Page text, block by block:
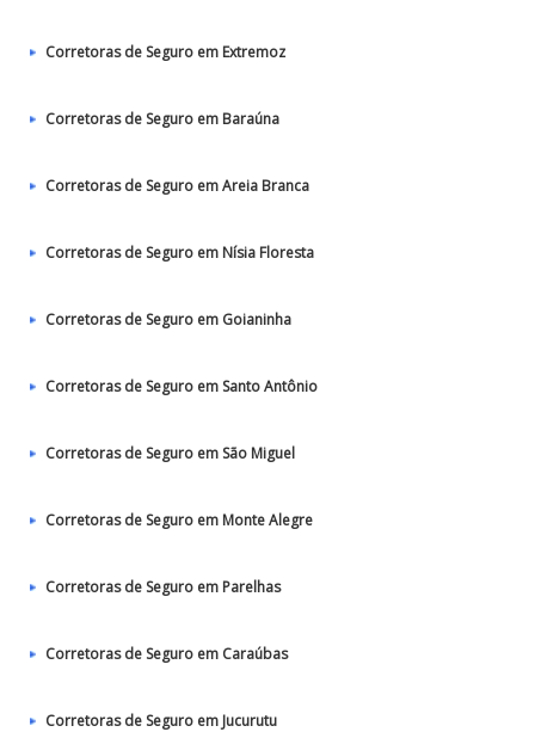
Corretoras de Seguro em Extremoz
Corretoras de Seguro em Baraúna
Corretoras de Seguro em Areia Branca
Corretoras de Seguro em Nísia Floresta
Corretoras de Seguro em Goianinha
Corretoras de Seguro em Santo Antônio
Corretoras de Seguro em São Miguel
Corretoras de Seguro em Monte Alegre
Corretoras de Seguro em Parelhas
Corretoras de Seguro em Caraúbas
Corretoras de Seguro em Jucurutu